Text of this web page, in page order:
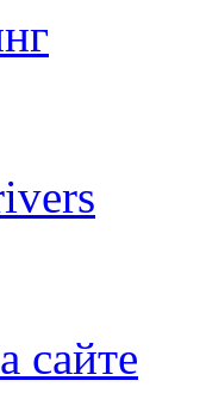
сайте